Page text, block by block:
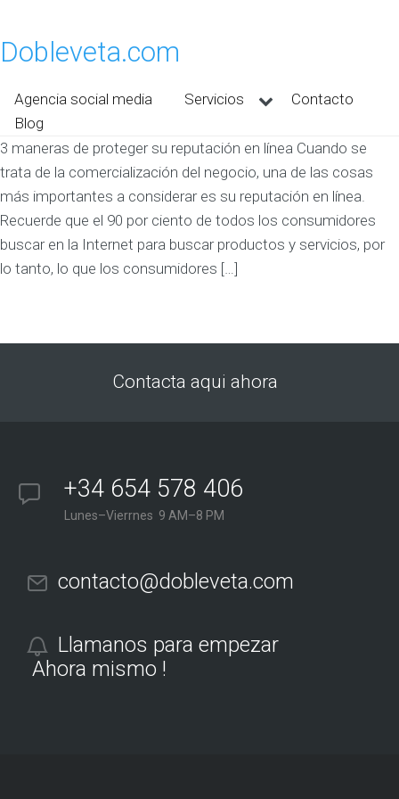
Dobleveta.com
Agencia social media Servicios
Contacto
Blog
3 maneras de proteger su reputación en línea Cuando se
trata de la comercialización del negocio, una de las cosas
más importantes a considerar es su reputación en línea.
Recuerde que el 90 por ciento de todos los consumidores
buscar en la Internet para buscar productos y servicios, por
lo tanto, lo que los consumidores […]
Contacta aqui ahora
+34 654 578 406
Lunes–Vierrnes 9 AM–8 PM
contacto@dobleveta.com
Llamanos para empezar
Ahora mismo !